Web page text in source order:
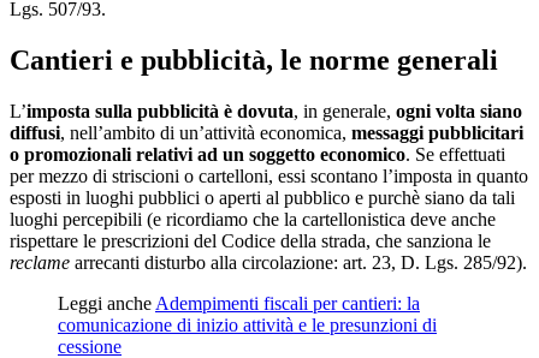
Lgs. 507/93.
Cantieri e pubblicità, le norme generali
L’imposta sulla pubblicità è dovuta, in generale, ogni volta siano
diffusi, nell’ambito di un’attività economica, messaggi pubblicitari
o promozionali relativi ad un soggetto economico. Se effettuati
per mezzo di striscioni o cartelloni, essi scontano l’imposta in quanto
esposti in luoghi pubblici o aperti al pubblico e purchè siano da tali
luoghi percepibili (e ricordiamo che la cartellonistica deve anche
rispettare le prescrizioni del Codice della strada, che sanziona le
reclame arrecanti disturbo alla circolazione: art. 23, D. Lgs. 285/92).
Leggi anche Adempimenti fiscali per cantieri: la
comunicazione di inizio attività e le presunzioni di
cessione